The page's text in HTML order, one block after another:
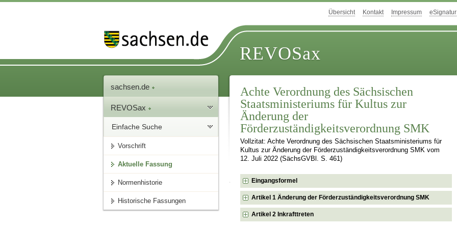
Übersicht Kontakt Impressum eSignatur
REVOSax
sachsen.de
REVOSax
Einfache Suche
Vorschrift
Aktuelle Fassung
Normenhistorie
Historische Fassungen
Achte Verordnung des Sächsischen
Staatsministeriums für Kultus zur
Änderung der
Förderzuständigkeitsverordnung SMK
Vollzitat: Achte Verordnung des Sächsischen Staatsministeriums für
Kultus zur Änderung der Förderzuständigkeitsverordnung SMK vom
12. Juli 2022 (SächsGVBl. S. 461)
Eingangsformel
Artikel 1 Änderung der Förderzuständigkeitsverordnung SMK
Artikel 2 Inkrafttreten